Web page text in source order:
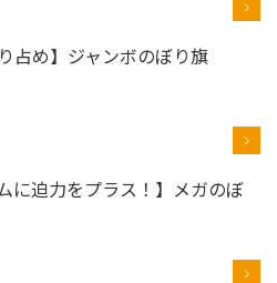
占め】ジャンボのぼり旗
に迫力をプラス！】メガのぼ